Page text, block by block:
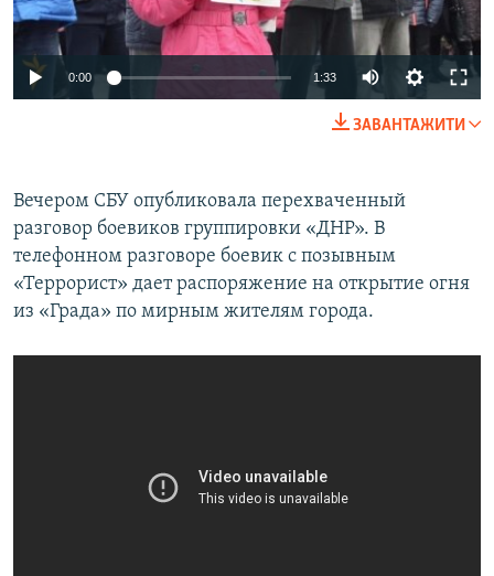
0:00 1:33
ЗАВАНТАЖИТИ
Вечером СБУ опубликовала перехваченный
разговор боевиков группировки «ДНР». В
телефонном разговоре боевик с позывным
«Террорист» дает распоряжение на открытие огня
из «Града» по мирным жителям города.